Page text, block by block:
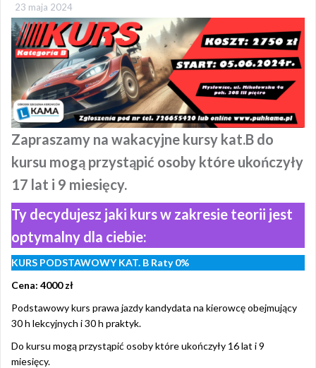
23 maja 2024
Zapraszamy na wakacyjne kursy kat.B do
kursu mogą przystąpić osoby które ukończyły
17 lat i 9 miesięcy.
Ty decydujesz jaki kurs w zakresie teorii jest
optymalny dla ciebie:
KURS PODSTAWOWY KAT. B Raty 0%
Cena: 4000 zł
Podstawowy kurs prawa jazdy kandydata na kierowcę obejmujący
30 h lekcyjnych i 30 h praktyk.
Do kursu mogą przystąpić osoby które ukończyły 16 lat i 9
miesięcy.